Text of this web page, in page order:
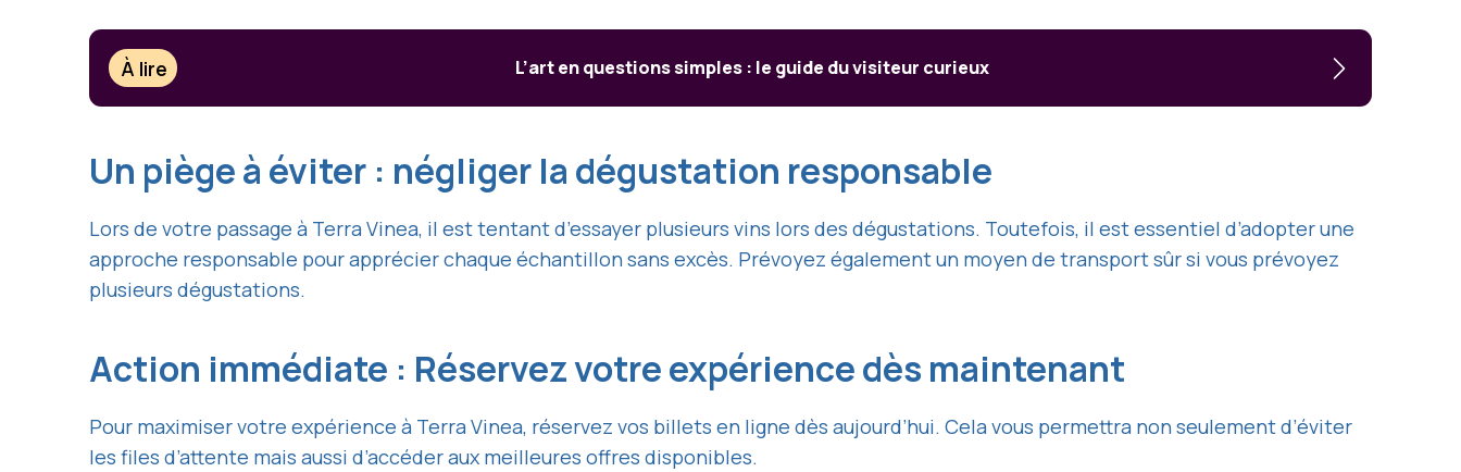
À lire L’art en questions simples : le guide du visiteur curieux
Un piège à éviter : négliger la dégustation responsable
Lors de votre passage à Terra Vinea, il est tentant d’essayer plusieurs vins lors des dégustations. Toutefois, il est essentiel d’adopter une
approche responsable pour apprécier chaque échantillon sans excès. Prévoyez également un moyen de transport sûr si vous prévoyez
plusieurs dégustations.
Action immédiate : Réservez votre expérience dès maintenant
Pour maximiser votre expérience à Terra Vinea, réservez vos billets en ligne dès aujourd’hui. Cela vous permettra non seulement d’éviter
les files d’attente mais aussi d’accéder aux meilleures offres disponibles.